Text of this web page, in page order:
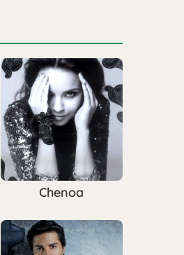
Chenoa